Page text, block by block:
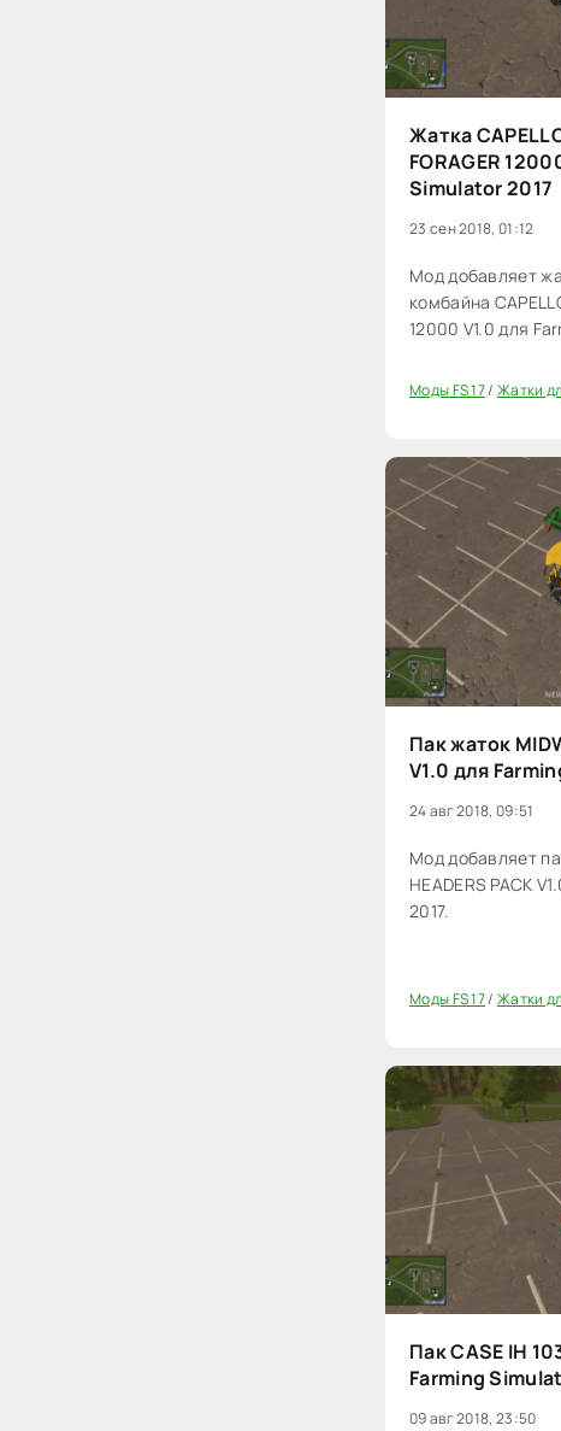
Жатка
FORAGER
Simulator 2017
23 сен 2018, 01:12
Мод добавляет
комбайна
12000 V1.0 для
Моды FS 17/ Жатки
Пак жаток
V1.0 для
24 авг 2018, 09:51
Мод добавляет
HEADERS PACK
2017.
Моды FS 17/ Жатки
Пак CASE IH
Farming
09 авг 2018, 23:50